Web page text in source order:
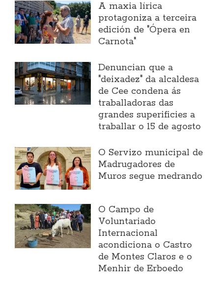
A maxia lírica
protagoniza a terceira
edición de "Ópera en
Carnota"
Denuncian que a
"deixadez" da alcaldesa
de Cee condena ás
traballadoras das
grandes superificies a
traballar o 15 de agosto
O Servizo municipal de
Madrugadores de
Muros segue medrando
O Campo de
Voluntariado
Internacional
acondiciona o Castro
de Montes Claros e o
Menhir de Erboedo